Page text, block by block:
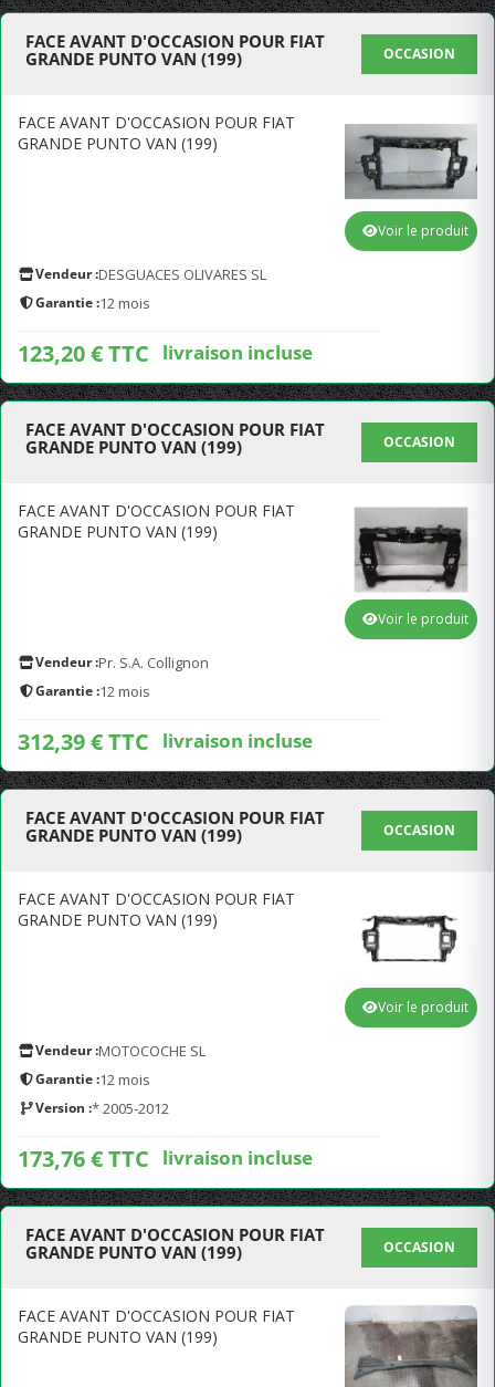
FACE AVANT D'OCCASION POUR FIAT
GRANDE PUNTO VAN (199)
OCCASION
FACE AVANT D'OCCASION POUR FIAT
GRANDE PUNTO VAN (199)
Vendeur :DESGUACES OLIVARES SL
Garantie :12 mois
123,20 € TTC livraison incluse
Voir le produit
FACE AVANT D'OCCASION POUR FIAT
GRANDE PUNTO VAN (199)
OCCASION
FACE AVANT D'OCCASION POUR FIAT
GRANDE PUNTO VAN (199)
Vendeur :Pr. S.A. Collignon
Garantie :12 mois
312,39 € TTC livraison incluse
Voir le produit
FACE AVANT D'OCCASION POUR FIAT
GRANDE PUNTO VAN (199)
OCCASION
FACE AVANT D'OCCASION POUR FIAT
GRANDE PUNTO VAN (199)
Vendeur :MOTOCOCHE SL
Garantie :12 mois
Version :* 2005-2012
173,76 € TTC livraison incluse
Voir le produit
FACE AVANT D'OCCASION POUR FIAT
GRANDE PUNTO VAN (199)
OCCASION
FACE AVANT D'OCCASION POUR FIAT
GRANDE PUNTO VAN (199)